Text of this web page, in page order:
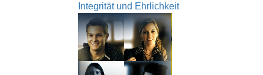
Integrität und Ehrlichkeit